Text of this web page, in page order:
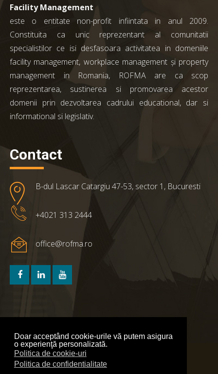
Doar acceptând cookie-urile vă putem asigura
o experienţă personalizată.
Politica de cookie-uri
Politica de confidentialitate
Facility Management
este o entitate non-profit infiintata in anul 2009.
Constituita ca unic reprezentant al comunitatii
specialistilor ce isi desfasoara activitatea in domeniile
facility management, workplace management și property
management in Romania, ROFMA are ca scop
reprezentarea, sustinerea si promovarea acestor
domenii prin dezvoltarea cadrului educational, dar si
informational si legislativ.
Contact
B-dul Lascar Catargiu 47-53, sector 1, Bucuresti
+4021 313 2444
office@rofma.ro
Politica de confidentialitate